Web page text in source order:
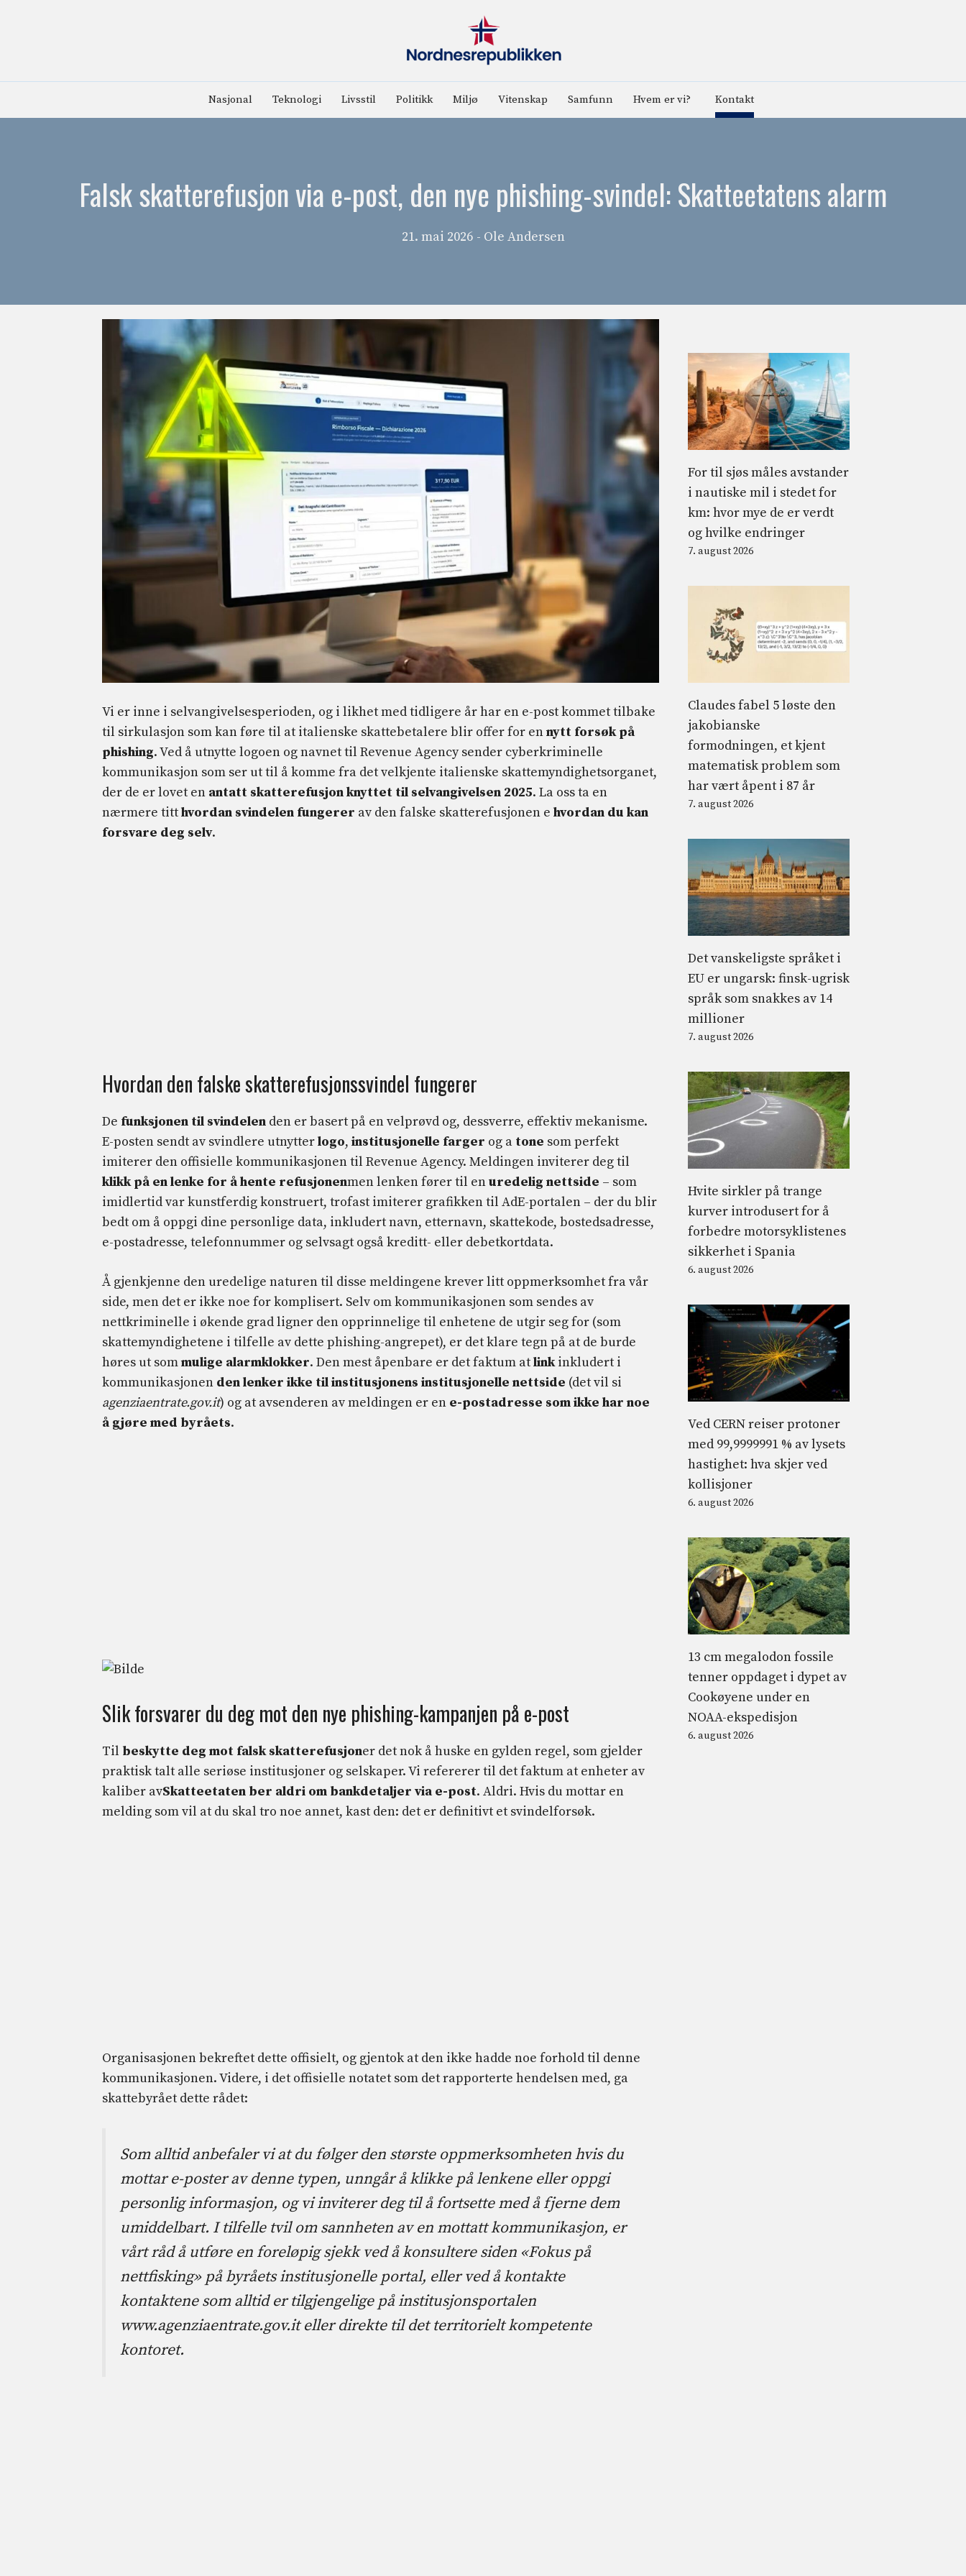
Nasjonal Teknologi Livsstil Politikk Miljø Vitenskap Samfunn Hvem er vi? Kontakt
Falsk skatterefusjon via e-post, den nye phishing-svindel: Skatteetatens alarm
21. mai 2026 - Ole Andersen
Vi er inne i selvangivelsesperioden, og i likhet med tidligere år har en e-post kommet tilbake
til sirkulasjon som kan føre til at italienske skattebetalere blir offer for ennytt forsøk på
phishing. Ved å utnytte logoen og navnet til Revenue Agency sender cyberkriminelle
kommunikasjon som ser ut til å komme fra det velkjente italienske skattemyndighetsorganet,
der de er lovet en antatt skatterefusjon knyttet til selvangivelsen 2025. La oss ta en
nærmere titthvordan svindelen fungerer av den falske skatterefusjonen e hvordan du kan
forsvare deg selv.
Hvordan den falske skatterefusjonssvindel fungerer
De funksjonen til svindelen den er basert på en velprøvd og, dessverre, effektiv mekanisme.
E-posten sendt av svindlere utnytterlogo, institusjonelle farger og a tone som perfekt
imiterer den offisielle kommunikasjonen til Revenue Agency. Meldingen inviterer deg til
klikk på en lenke for å hente refusjonenmen lenken fører til enuredelig nettside – som
imidlertid var kunstferdig konstruert, trofast imiterer grafikken til AdE-portalen – der du blir
bedt om å oppgi dine personlige data, inkludert navn, etternavn, skattekode, bostedsadresse,
e-postadresse, telefonnummer og selvsagt også kreditt- eller debetkortdata.
Å gjenkjenne den uredelige naturen til disse meldingene krever litt oppmerksomhet fra vår
side, men det er ikke noe for komplisert. Selv om kommunikasjonen som sendes av
nettkriminelle i økende grad ligner den opprinnelige til enhetene de utgir seg for (som
skattemyndighetene i tilfelle av dette phishing-angrepet), er det klare tegn på at de burde
høres ut sommulige alarmklokker. Den mest åpenbare er det faktum atlinkinkludert i
kommunikasjonen den lenker ikke til institusjonens institusjonelle nettside (det vil si
agenziaentrate.gov.it) og at avsenderen av meldingen er en e-postadresse som ikke har noe
å gjøre med byråets.
Slik forsvarer du deg mot den nye phishing-kampanjen på e-post
Til beskytte deg mot falsk skatterefusjoner det nok å huske en gylden regel, som gjelder
praktisk talt alle seriøse institusjoner og selskaper. Vi refererer til det faktum at enheter av
kaliber avSkatteetaten ber aldri om bankdetaljer via e-post. Aldri. Hvis du mottar en
melding som vil at du skal tro noe annet, kast den: det er definitivt et svindelforsøk.
Organisasjonen bekreftet dette offisielt, og gjentok at den ikke hadde noe forhold til denne
kommunikasjonen. Videre, i det offisielle notatet som det rapporterte hendelsen med, ga
skattebyrået dette rådet:
Som alltid anbefaler vi at du følger den største oppmerksomheten hvis du
mottar e-poster av denne typen, unngår å klikke på lenkene eller oppgi
personlig informasjon, og vi inviterer deg til å fortsette med å fjerne dem
umiddelbart. I tilfelle tvil om sannheten av en mottatt kommunikasjon, er
vårt råd å utføre en foreløpig sjekk ved å konsultere siden «Fokus på
nettfisking» på byråets institusjonelle portal, eller ved å kontakte
kontaktene som alltid er tilgjengelige på institusjonsportalen
www.agenziaentrate.gov.it eller direkte til det territorielt kompetente
kontoret.
For til sjøs måles avstander
i nautiske mil i stedet for
km: hvor mye de er verdt
og hvilke endringer
7. august 2026
Claudes fabel 5 løste den
jakobianske
formodningen, et kjent
matematisk problem som
har vært åpent i 87 år
7. august 2026
Det vanskeligste språket i
EU er ungarsk: finsk-ugrisk
språk som snakkes av 14
millioner
7. august 2026
Hvite sirkler på trange
kurver introdusert for å
forbedre motorsyklistenes
sikkerhet i Spania
6. august 2026
Ved CERN reiser protoner
med 99,9999991 % av lysets
hastighet: hva skjer ved
kollisjoner
6. august 2026
13 cm megalodon fossile
tenner oppdaget i dypet av
Cookøyene under en
NOAA-ekspedisjon
6. august 2026